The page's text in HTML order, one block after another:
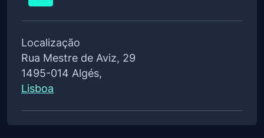
Localização
Rua Mestre de Aviz, 29
1495-014 Algés,
Lisboa